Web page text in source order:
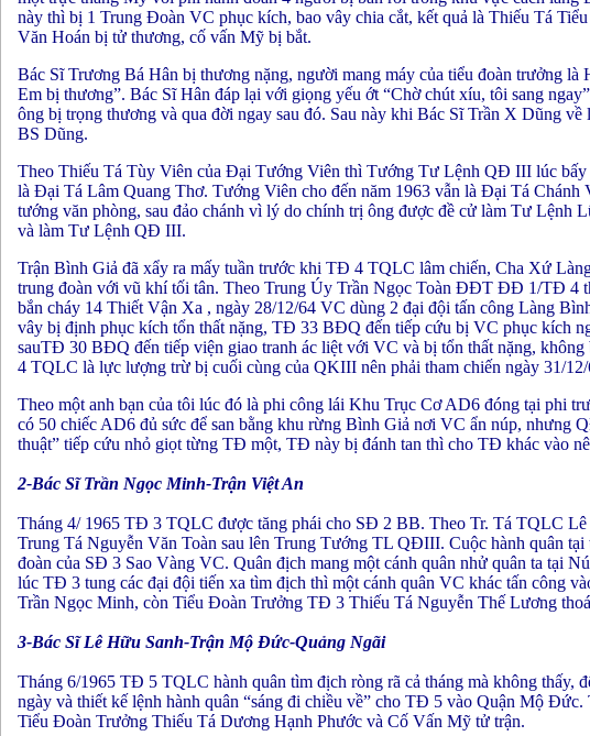
này thì bị 1 Trung Đoàn VC phục kích, bao vây chia cắt, kết quả là Thiếu Tá
Văn Hoán bị tử thương, cố vấn Mỹ bị bắt.
Bác Sĩ Trương Bá Hân bị thương nặng, người mang máy của tiểu đoàn trưởng
Em bị thương”. Bác Sĩ Hân đáp lại với giọng yếu ớt “Chờ chút xíu, tôi sang
ông bị trọng thương và qua đời ngay sau đó. Sau này khi Bác Sĩ Trần X Dũng
BS Dũng.
Theo Thiếu Tá Tùy Viên của Đại Tướng Viên thì Tướng Tư Lệnh QĐ III lúc
là Đại Tá Lâm Quang Thơ. Tướng Viên cho đến năm 1963 vẫn là Đại Tá
tướng văn phòng, sau đảo chánh vì lý do chính trị ông được đề cử làm Tư
và làm Tư Lệnh QĐ III.
Trận Bình Giả đã xẩy ra mấy tuần trước khi TĐ 4 TQLC lâm chiến, Cha Xứ
trung đoàn với vũ khí tối tân. Theo Trung Úy Trần Ngọc Toàn ĐĐT ĐĐ 1/TĐ 4
bắn cháy 14 Thiết Vận Xa , ngày 28/12/64 VC dùng 2 đại đội tấn công Làng
vây bị định phục kích tổn thất nặng, TĐ 33 BĐQ đến tiếp cứu bị VC phục kích
sauTĐ 30 BĐQ đến tiếp viện giao tranh ác liệt với VC và bị tổn thất nặng,
4 TQLC là lực lượng trừ bị cuối cùng của QKIII nên phải tham chiến ngày 31/12/
Theo một anh bạn của tôi lúc đó là phi công lái Khu Trục Cơ AD6 đóng tại phi
có 50 chiếc AD6 đủ sức để san bằng khu rừng Bình Giả nơi VC ẩn núp, nhưng
thuật” tiếp cứu nhỏ giọt từng TĐ một, TĐ này bị đánh tan thì cho TĐ khác vào
2-Bác Sĩ Trần Ngọc Minh-Trận Việt An
Tháng 4/ 1965 TĐ 3 TQLC được tăng phái cho SĐ 2 BB. Theo Tr. Tá TQLC
Trung Tá Nguyễn Văn Toàn sau lên Trung Tướng TL QĐIII. Cuộc hành quân
đoàn của SĐ 3 Sao Vàng VC. Quân địch mang một cánh quân nhử quân ta tại
lúc TĐ 3 tung các đại đội tiến xa tìm địch thì một cánh quân VC khác tấn công
Trần Ngọc Minh, còn Tiểu Đoàn Trưởng TĐ 3 Thiếu Tá Nguyễn Thế Lương
3-Bác Sĩ Lê Hữu Sanh-Trận Mộ Đức-Quảng Ngãi
Tháng 6/1965 TĐ 5 TQLC hành quân tìm địch ròng rã cả tháng mà không
ngày và thiết kế lệnh hành quân “sáng đi chiều về” cho TĐ 5 vào Quận Mộ
Tiểu Đoàn Trưởng Thiếu Tá Dương Hạnh Phước và Cố Vấn Mỹ tử trận.